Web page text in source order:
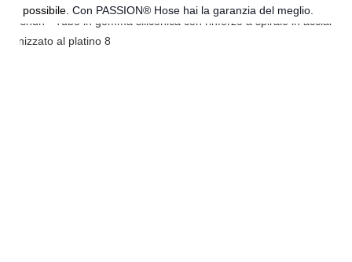
possibile. Con PASSION® Hose hai la garanzia del meglio.